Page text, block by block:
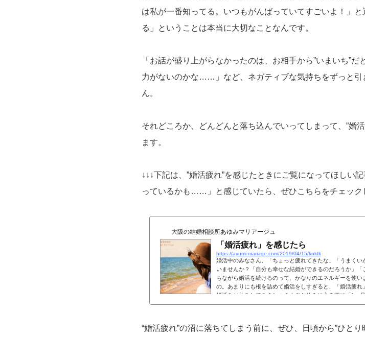
は私が一番知ってる。いつもがんばっていてすごいよ！」
る」ということは本当に大切なことなんです。
「お話が盛り上がらなかったのは、お相手から”いまいち”
力がないのかな……」など、ネガティブな気持ちをずっと
ん。
それどころか、どんどんと落ち込んでいってしまって、”婚
ます。
↓↓↓下記は、”婚活疲れ”を感じたときにご覧になってほしい
っているかも……」と感じていたら、ぜひこちらをチェック
大阪の結婚相談所あゆみマリアージュ
「婚活疲れ」を感じたら
https://ayumi-mariage.com/2019/04/15/knktk
婚活中のみなさん、「ちょっと疲れてきたな」「うまく
いませんか？「自分も幸せな結婚ができるのだろうか」
ちながら婚活を続けるのって、かなりのエネルギーを使
の。あまりにも根を詰めて婚活をしすぎると、「婚活疲
婚活をお休みしてみましょう！※お休みに入る前に「1ヶ月
“婚活疲れ”の沼に落ちてしまう前に、ぜひ、日頃から”ひと